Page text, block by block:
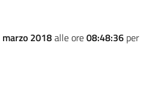
2018alle ore08:48:36 per